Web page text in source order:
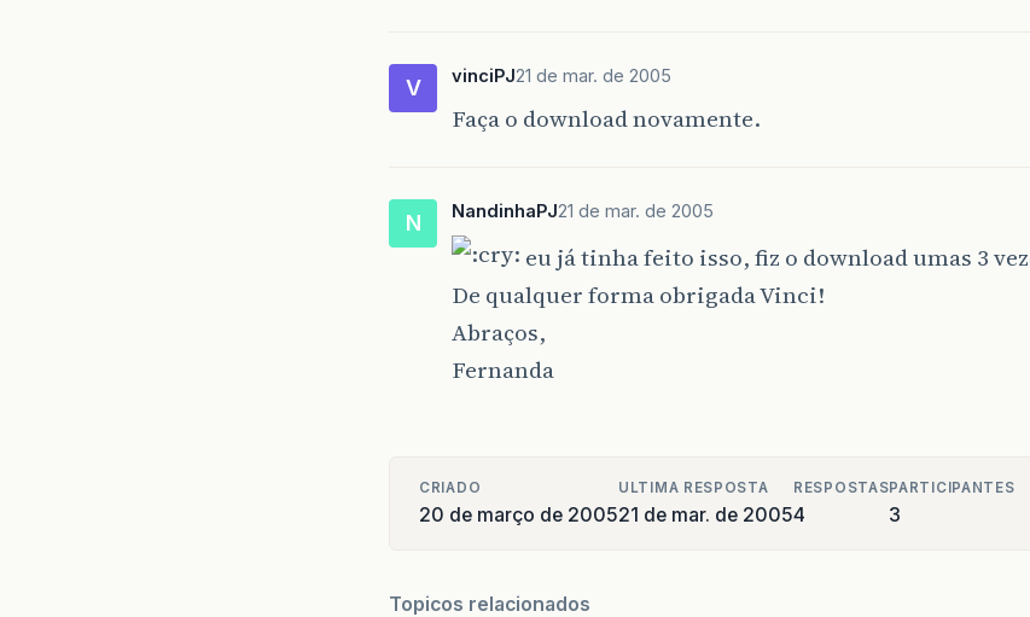
V vinciPJ21 de mar. de 2005
Faça o download novamente.
N NandinhaPJ21 de mar. de 2005
eu já tinha feito isso, fiz o download umas 3
De qualquer forma obrigada Vinci!
Abraços,
Fernanda
CRIADO
20 de março de 2005
ULTIMA RESPOSTA
21 de mar. de 2005
RESPOSTAS
4
PARTICIPANTES
3
Topicos relacionados